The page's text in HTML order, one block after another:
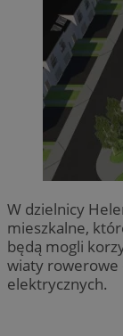
W dzielnicy
mieszkalne,
będą mogli
wiaty rowerowe
elektrycznych.